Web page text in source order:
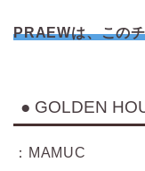
PRAEWは、この
● GOLDEN
：MAMUC